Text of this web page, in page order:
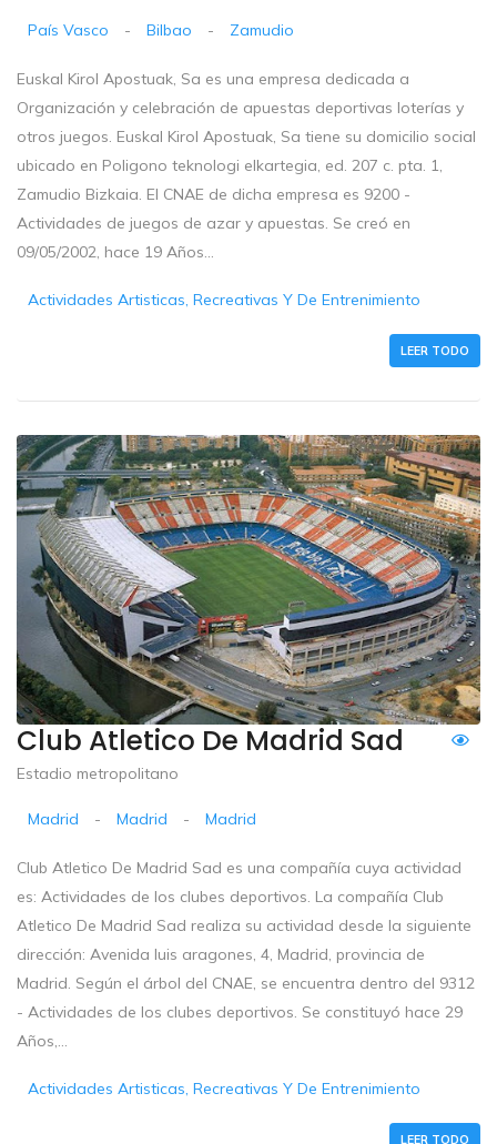
País Vasco - Bilbao - Zamudio
Euskal Kirol Apostuak, Sa es una empresa dedicada a
Organización y celebración de apuestas deportivas loterías y
otros juegos. Euskal Kirol Apostuak, Sa tiene su domicilio social
ubicado en Poligono teknologi elkartegia, ed. 207 c. pta. 1,
Zamudio Bizkaia. El CNAE de dicha empresa es 9200 -
Actividades de juegos de azar y apuestas. Se creó en
09/05/2002, hace 19 Años...
Actividades Artisticas, Recreativas Y De Entrenimiento
LEER TODO
Club Atletico De Madrid Sad
Estadio metropolitano
Madrid - Madrid - Madrid
Club Atletico De Madrid Sad es una compañía cuya actividad
es: Actividades de los clubes deportivos. La compañía Club
Atletico De Madrid Sad realiza su actividad desde la siguiente
dirección: Avenida luis aragones, 4, Madrid, provincia de
Madrid. Según el árbol del CNAE, se encuentra dentro del 9312
- Actividades de los clubes deportivos. Se constituyó hace 29
Años,...
Actividades Artisticas, Recreativas Y De Entrenimiento
LEER TODO